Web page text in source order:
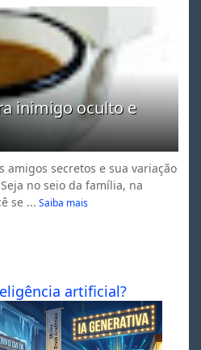
inimigo oculto e
amigos secretos e sua variação
no seio da família, na
se ... Saiba mais
artificial?